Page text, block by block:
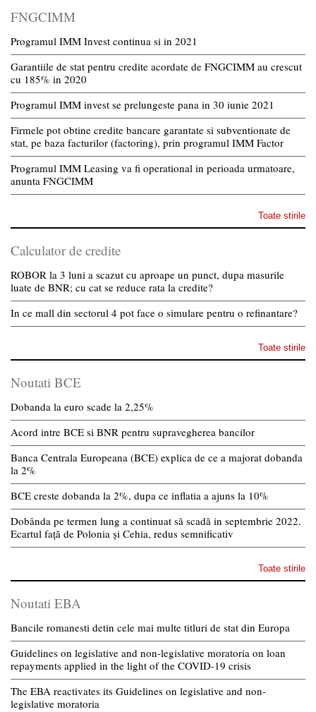
FNGCIMM
Programul IMM Invest continua si in 2021
Garantiile de stat pentru credite acordate de FNGCIMM au crescut
cu 185% in 2020
Programul IMM invest se prelungeste pana in 30 iunie 2021
Firmele pot obtine credite bancare garantate si subventionate de
stat, pe baza facturilor (factoring), prin programul IMM Factor
Programul IMM Leasing va fi operational in perioada urmatoare,
anunta FNGCIMM
Toate stirile
Calculator de credite
ROBOR la 3 luni a scazut cu aproape un punct, dupa masurile
luate de BNR; cu cat se reduce rata la credite?
In ce mall din sectorul 4 pot face o simulare pentru o refinantare?
Toate stirile
Noutati BCE
Dobanda la euro scade la 2,25%
Acord intre BCE si BNR pentru supravegherea bancilor
Banca Centrala Europeana (BCE) explica de ce a majorat dobanda
la 2%
BCE creste dobanda la 2%, dupa ce inflatia a ajuns la 10%
Dobânda pe termen lung a continuat să scadă in septembrie 2022.
Ecartul față de Polonia și Cehia, redus semnificativ
Toate stirile
Noutati EBA
Bancile romanesti detin cele mai multe titluri de stat din Europa
Guidelines on legislative and non-legislative moratoria on loan
repayments applied in the light of the COVID-19 crisis
The EBA reactivates its Guidelines on legislative and non-
legislative moratoria